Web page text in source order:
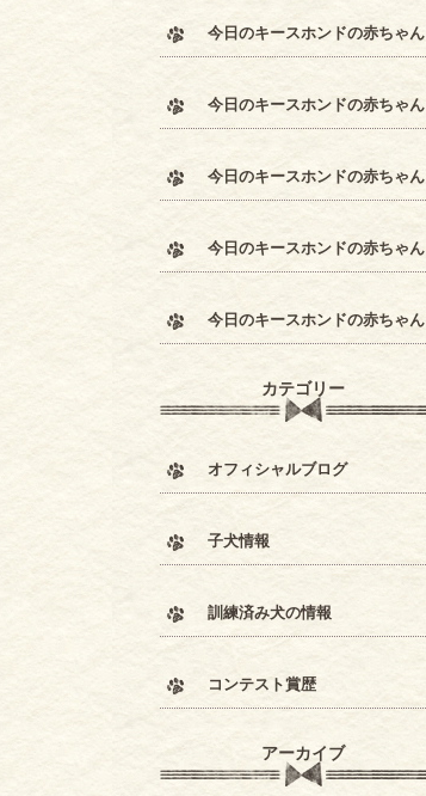
今日のキースホンドの赤ちゃん
今日のキースホンドの赤ちゃん
今日のキースホンドの赤ちゃん
今日のキースホンドの赤ちゃん
今日のキースホンドの赤ちゃん
カテゴリー
オフィシャルブログ
子犬情報
訓練済み犬の情報
コンテスト賞歴
アーカイブ